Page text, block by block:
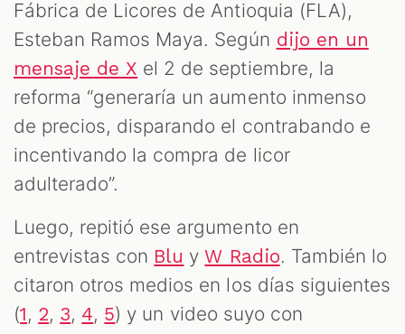
Fábrica de Licores de Antioquia (FLA),
Esteban Ramos Maya. Según dijo en un
mensaje de X el 2 de septiembre, la
reforma “generaría un aumento inmenso
de precios, disparando el contrabando e
incentivando la compra de licor
adulterado”.
Luego, repitió ese argumento en
entrevistas con Blu yW Radio. También lo
citaron otros medios en los días siguientes
(1, 2, 3, 4, 5) y un video suyo con